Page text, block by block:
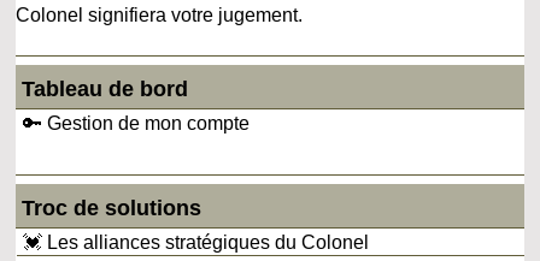
Colonel signifiera votre jugement.
Tableau de bord
🔑 Gestion de mon compte
Troc de solutions
💓 Les alliances stratégiques du Colonel